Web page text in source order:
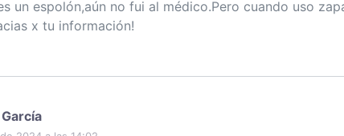
un espolón,aún no fui al médico.Pero cuando uso
x tu información!